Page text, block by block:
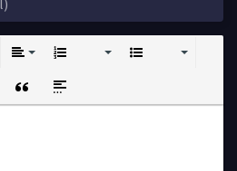
hidden text
Insert QuoteInsert spoiler